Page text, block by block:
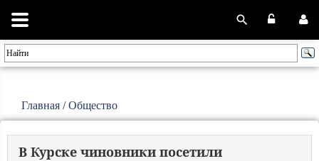
Главная /Общество
В Курске чиновники посетили